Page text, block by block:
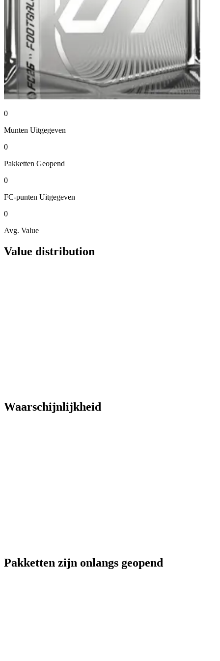
0
Munten Uitgegeven
0
Pakketten Geopend
0
FC-punten Uitgegeven
0
Avg. Value
Value distribution
Waarschijnlijkheid
Pakketten zijn onlangs geopend